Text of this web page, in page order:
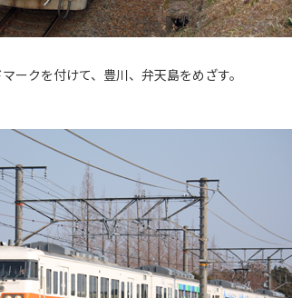
ークを付けて、豊川、弁天島をめざす。